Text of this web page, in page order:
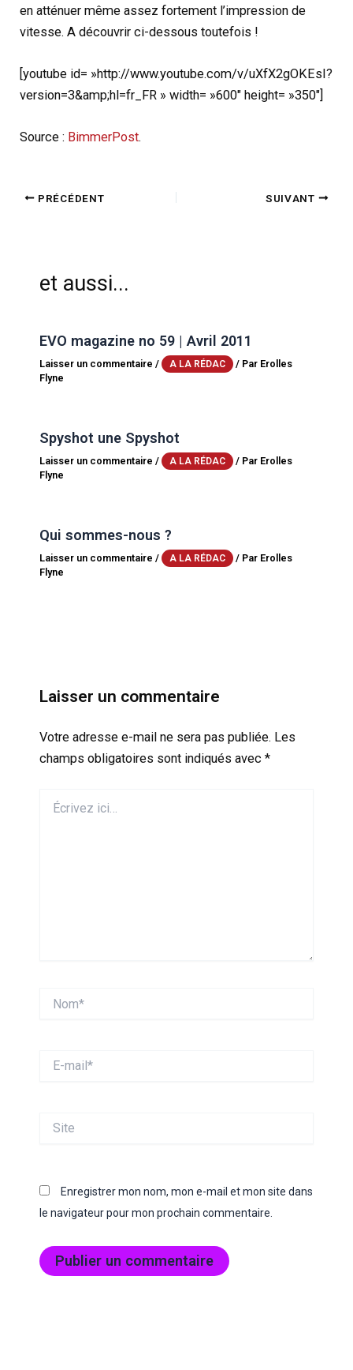
en atténuer même assez fortement l’impression de
vitesse. A découvrir ci-dessous toutefois !
[youtube id= »http://www.youtube.com/v/uXfX2gOKEsI?
version=3&amp;hl=fr_FR » width= »600″ height= »350″]
Source : BimmerPost.
PRÉCÉDENT SUIVANT
et aussi...
EVO magazine no 59 | Avril 2011
Laisser un commentaire / A LA RÉDAC / Par Erolles
Flyne
Spyshot une Spyshot
Laisser un commentaire / A LA RÉDAC / Par Erolles
Flyne
Qui sommes-nous ?
Laisser un commentaire / A LA RÉDAC / Par Erolles
Flyne
Laisser un commentaire
Votre adresse e-mail ne sera pas publiée. Les
champs obligatoires sont indiqués avec *
ici…
mail*
Enregistrer mon nom, mon e-mail et mon site dans
le navigateur pour mon prochain commentaire.